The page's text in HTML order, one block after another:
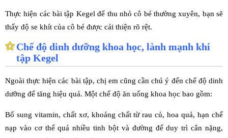
Thực hiện các bài tập Kegel để thu nhỏ cô bé thường xuyên, bạn sẽ
thấy độ se khít của cô bé được cải thiện rõ rệt.
Chế độ dinh dưỡng khoa học, lành mạnh khi
tập Kegel
Ngoài thực hiện các bài tập, chị em cũng cần chú ý đến chế độ dinh
dưỡng để tăng hiệu quả. Một chế độ ăn uống khoa học bao gồm:
Bổ sung vitamin, chất xơ, khoáng chất từ rau củ, hoa quả, hạn chế
nạp vào cơ thể quá nhiều tinh bột và đường để duy trì cân nặng,